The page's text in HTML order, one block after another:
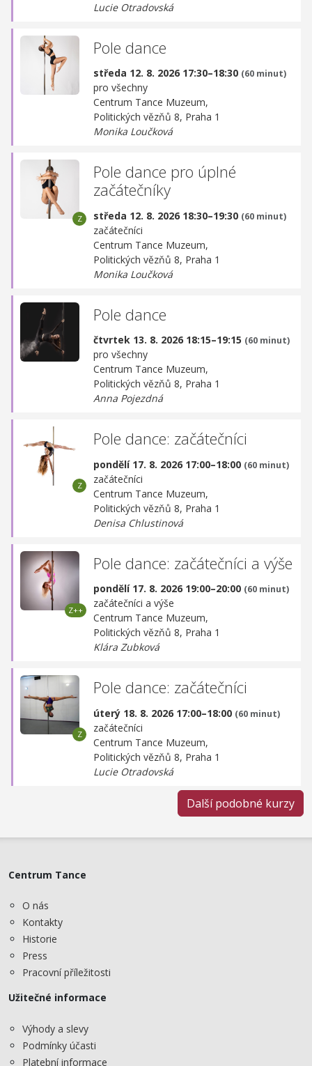
Lucie Otradovská
Pole dance
středa 12. 8. 2026 17:30–18:30 (60 minut)
pro všechny
Centrum Tance Muzeum,
Politických vězňů 8, Praha 1
Monika Loučková
Pole dance pro úplné
začátečníky
středa 12. 8. 2026 18:30–19:30 (60 minut)
začátečníci
Centrum Tance Muzeum,
Politických vězňů 8, Praha 1
Monika Loučková
Pole dance
čtvrtek 13. 8. 2026 18:15–19:15 (60 minut)
pro všechny
Centrum Tance Muzeum,
Politických vězňů 8, Praha 1
Anna Pojezdná
Pole dance: začátečníci
pondělí 17. 8. 2026 17:00–18:00 (60 minut)
začátečníci
Centrum Tance Muzeum,
Politických vězňů 8, Praha 1
Denisa Chlustinová
Pole dance: začátečníci a výše
pondělí 17. 8. 2026 19:00–20:00 (60 minut)
začátečníci a výše
Centrum Tance Muzeum,
Politických vězňů 8, Praha 1
Klára Zubková
Pole dance: začátečníci
úterý 18. 8. 2026 17:00–18:00 (60 minut)
začátečníci
Centrum Tance Muzeum,
Politických vězňů 8, Praha 1
Lucie Otradovská
Další podobné kurzy
Centrum Tance
O nás
Kontakty
Historie
Press
Pracovní příležitosti
Užitečné informace
Výhody a slevy
Podmínky účasti
Platební informace